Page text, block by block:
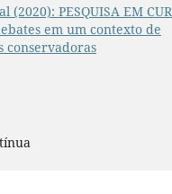
(2020): PESQUISA EM
em um contexto de
conservadoras